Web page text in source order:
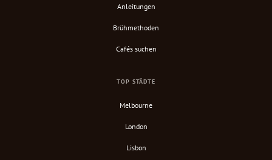
Anleitungen
Brühmethoden
Cafés suchen
TOP STÄDTE
Melbourne
London
Lisbon